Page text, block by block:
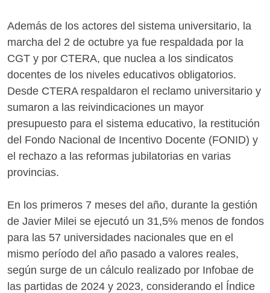
Además de los actores del sistema universitario, la
marcha del 2 de octubre ya fue respaldada por la
CGT y por CTERA, que nuclea a los sindicatos
docentes de los niveles educativos obligatorios.
Desde CTERA respaldaron el reclamo universitario y
sumaron a las reivindicaciones un mayor
presupuesto para el sistema educativo, la restitución
del Fondo Nacional de Incentivo Docente (FONID) y
el rechazo a las reformas jubilatorias en varias
provincias.
En los primeros 7 meses del año, durante la gestión
de Javier Milei se ejecutó un 31,5% menos de fondos
para las 57 universidades nacionales que en el
mismo período del año pasado a valores reales,
según surge de un cálculo realizado por Infobae de
las partidas de 2024 y 2023, considerando el Índice